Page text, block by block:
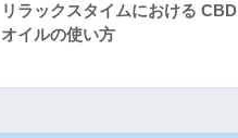
リラックスタイムにおける CBD
オイルの使い方